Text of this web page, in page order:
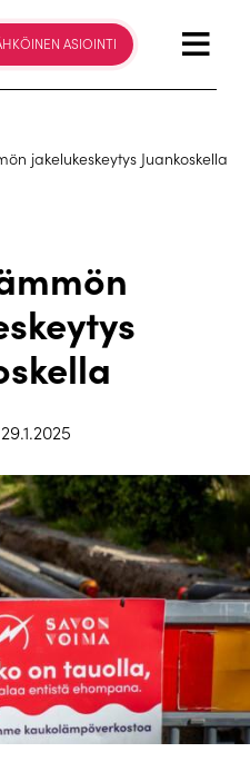
ASIOINTI
jakelukeskeytys Juankoskella